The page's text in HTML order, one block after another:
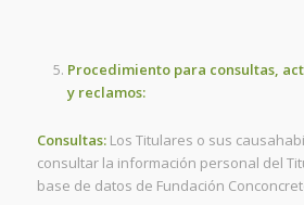
Procedimiento para consultas,
y reclamos:
Consultas: Los Titulares o sus
consultar la información personal del
base de datos de Fundación